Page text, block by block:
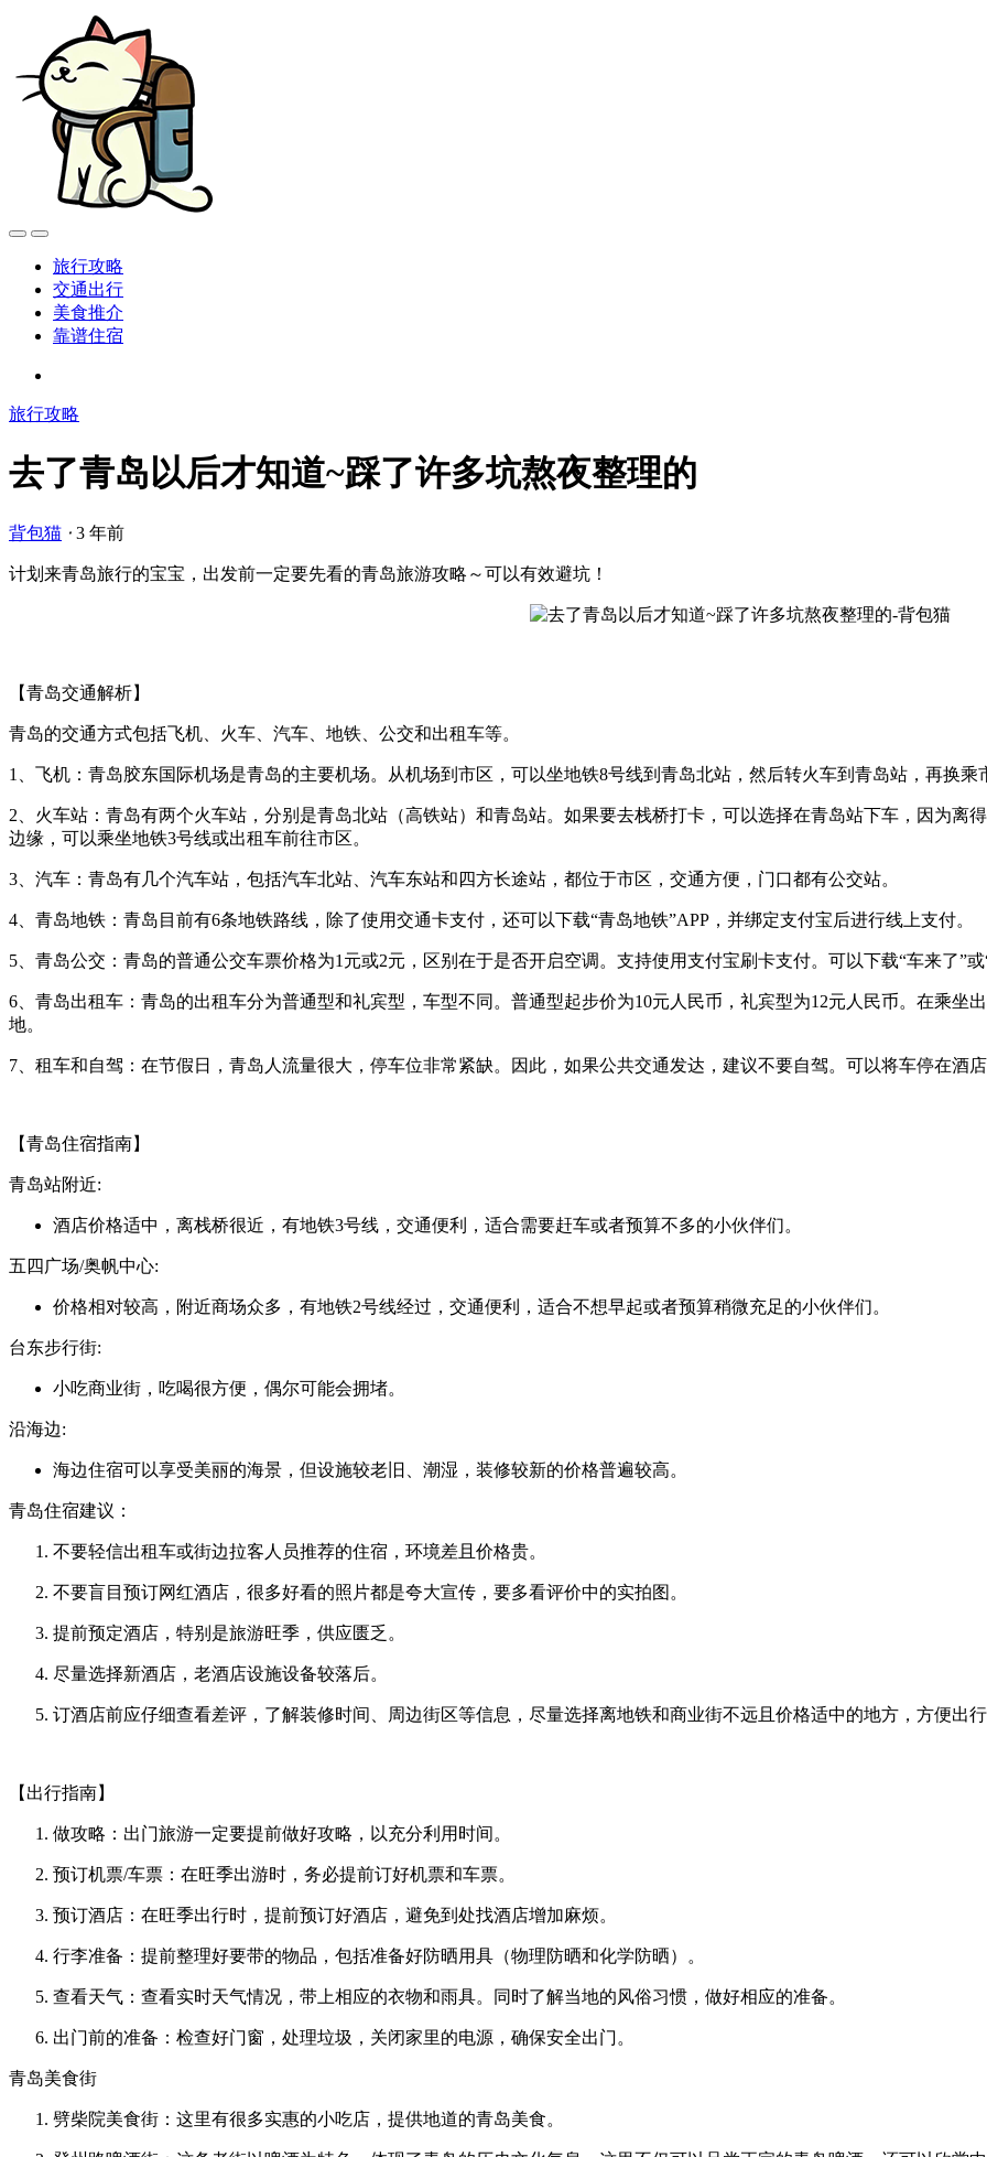
旅行攻略
交通出行
美食推介
靠谱住宿
旅行攻略
去了青岛以后才知道~踩了许多坑熬夜整理的
背包猫 ⋅ 3 年前
计划来青岛旅行的宝宝，出发前一定要先看的青岛旅游攻略～可以有效避坑！
【青岛交通解析】
青岛的交通方式包括飞机、火车、汽车、地铁、公交和出租车等。
1、飞机：青岛胶东国际机场是青岛的主要机场。从机场到市区，可以坐地铁8号线到青岛北站，然后转火车到青岛站，再换乘
2、火车站：青岛有两个火车站，分别是青岛北站（高铁站）和青岛站。如果要去栈桥打卡，可以选择在青岛站下车，因为离
边缘，可以乘坐地铁3号线或出租车前往市区。
3、汽车：青岛有几个汽车站，包括汽车北站、汽车东站和四方长途站，都位于市区，交通方便，门口都有公交站。
4、青岛地铁：青岛目前有6条地铁路线，除了使用交通卡支付，还可以下载“青岛地铁”APP，并绑定支付宝后进行线上支付。
5、青岛公交：青岛的普通公交车票价格为1元或2元，区别在于是否开启空调。支持使用支付宝刷卡支付。可以下载“车来了”或
6、青岛出租车：青岛的出租车分为普通型和礼宾型，车型不同。普通型起步价为10元人民币，礼宾型为12元人民币。在乘坐
地。
7、租车和自驾：在节假日，青岛人流量很大，停车位非常紧缺。因此，如果公共交通发达，建议不要自驾。可以将车停在酒店
【青岛住宿指南】
青岛站附近:
酒店价格适中，离栈桥很近，有地铁3号线，交通便利，适合需要赶车或者预算不多的小伙伴们。
五四广场/奥帆中心:
价格相对较高，附近商场众多，有地铁2号线经过，交通便利，适合不想早起或者预算稍微充足的小伙伴们。
台东步行街:
小吃商业街，吃喝很方便，偶尔可能会拥堵。
沿海边:
海边住宿可以享受美丽的海景，但设施较老旧、潮湿，装修较新的价格普遍较高。
青岛住宿建议：
不要轻信出租车或街边拉客人员推荐的住宿，环境差且价格贵。
不要盲目预订网红酒店，很多好看的照片都是夸大宣传，要多看评价中的实拍图。
提前预定酒店，特别是旅游旺季，供应匮乏。
尽量选择新酒店，老酒店设施设备较落后。
订酒店前应仔细查看差评，了解装修时间、周边街区等信息，尽量选择离地铁和商业街不远且价格适中的地方，方便出行
【出行指南】
做攻略：出门旅游一定要提前做好攻略，以充分利用时间。
预订机票/车票：在旺季出游时，务必提前订好机票和车票。
预订酒店：在旺季出行时，提前预订好酒店，避免到处找酒店增加麻烦。
行李准备：提前整理好要带的物品，包括准备好防晒用具（物理防晒和化学防晒）。
查看天气：查看实时天气情况，带上相应的衣物和雨具。同时了解当地的风俗习惯，做好相应的准备。
出门前的准备：检查好门窗，处理垃圾，关闭家里的电源，确保安全出门。
青岛美食街
劈柴院美食街：这里有很多实惠的小吃店，提供地道的青岛美食。